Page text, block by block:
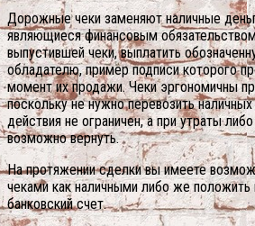
Дорожные чеки заменяют наличные
являющиеся финансовым
выпустившей чеки, выплатить
обладателю, пример подписи которого
момент их продажи. Чеки эргономичны
поскольку не нужно перевозить
действия не ограничен, а при утраты
возможно вернуть.
На протяжении сделки вы имеете
чеками как наличными либо же положить
банковский счет.